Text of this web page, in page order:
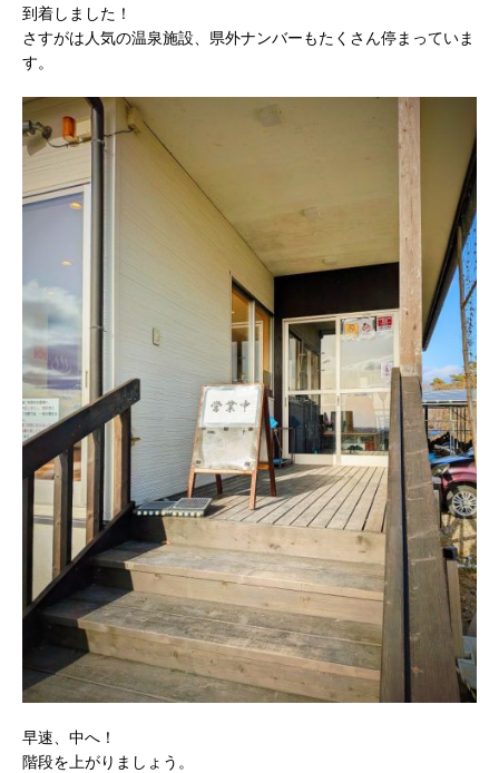
到着しました！
さすがは人気の温泉施設、県外ナンバーもたくさん停まっていま
す。
早速、中へ！
階段を上がりましょう。